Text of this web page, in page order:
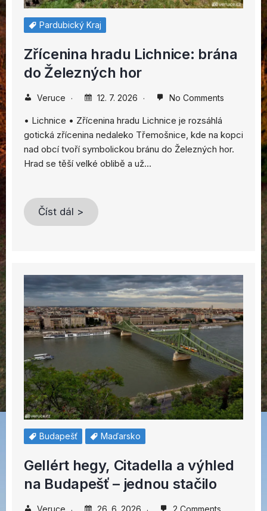
Pardubický Kraj
Zřícenina hradu Lichnice: brána
do Železných hor
Veruce 12. 7. 2026 No Comments
• Lichnice • Zřícenina hradu Lichnice je rozsáhlá
gotická zřícenina nedaleko Třemošnice, kde na kopci
nad obcí tvoří symbolickou bránu do Železných hor.
Hrad se těší velké oblibě a už…
Číst dál >
Budapešť Maďarsko
Gellért hegy, Citadella a výhled
na Budapešť – jednou stačilo